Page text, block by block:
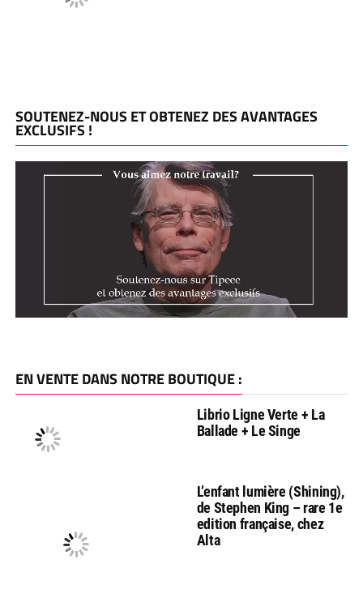
SOUTENEZ-NOUS ET OBTENEZ DES AVANTAGES
EXCLUSIFS !
EN VENTE DANS NOTRE BOUTIQUE :
Librio Ligne Verte + La
Ballade + Le Singe
L’enfant lumière (Shining),
de Stephen King – rare 1e
edition française, chez
Alta